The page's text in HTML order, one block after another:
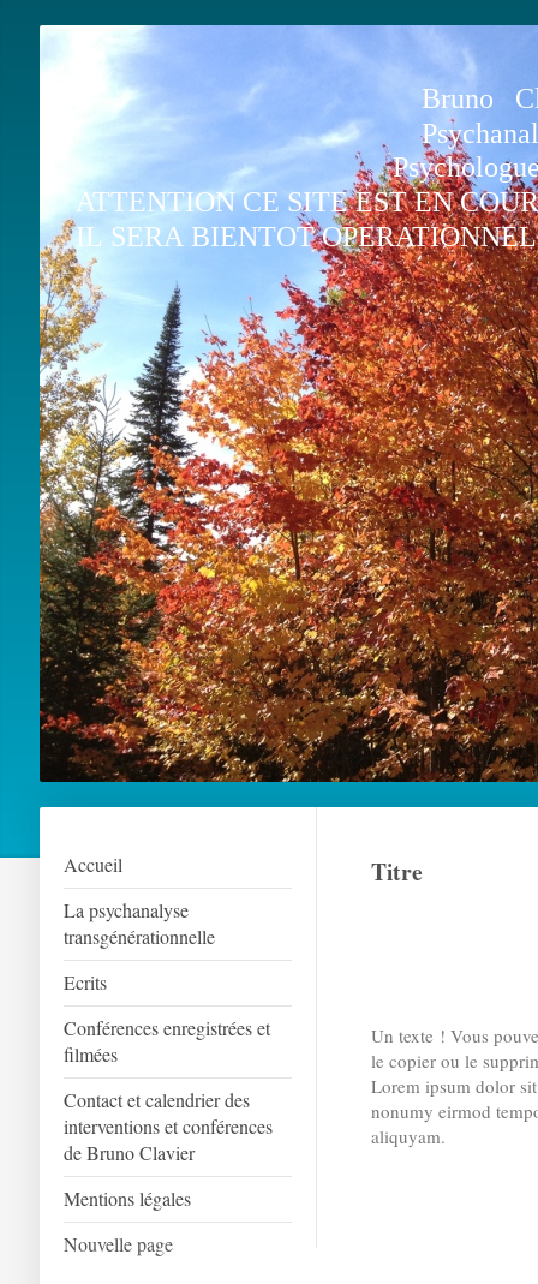
Bruno
Psychologue
ATTENTION CE SITE EST EN
IL SERA BIENTOT
Accueil
La psychanalyse
transgénérationnelle
Ecrits
Conférences enregistrées et
filmées
Contact et calendrier des
interventions et conférences
de Bruno Clavier
Mentions légales
Nouvelle page
Titre
Un texte ! Vous
le copier ou le
Lorem ipsum dolor
nonumy eirmod
aliquyam.